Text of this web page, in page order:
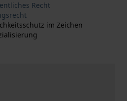
Recht
im Zeichen